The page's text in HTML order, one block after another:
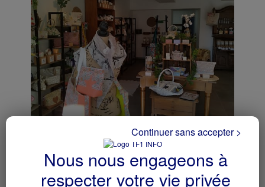
Commerce
Aunay-en-Bazois - 58110
collectivite
Nous nous engageons à
respecter votre vie privée
Continuer sans accepter >